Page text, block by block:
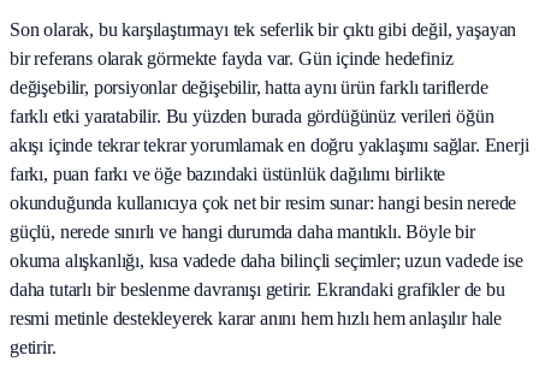
Son olarak, bu karşılaştırmayı tek seferlik bir çıktı gibi değil, yaşayan
bir referans olarak görmekte fayda var. Gün içinde hedefiniz
değişebilir, porsiyonlar değişebilir, hatta aynı ürün farklı tariflerde
farklı etki yaratabilir. Bu yüzden burada gördüğünüz verileri öğün
akışı içinde tekrar tekrar yorumlamak en doğru yaklaşımı sağlar. Enerji
farkı, puan farkı ve öğe bazındaki üstünlük dağılımı birlikte
okunduğunda kullanıcıya çok net bir resim sunar: hangi besin nerede
güçlü, nerede sınırlı ve hangi durumda daha mantıklı. Böyle bir
okuma alışkanlığı, kısa vadede daha bilinçli seçimler; uzun vadede ise
daha tutarlı bir beslenme davranışı getirir. Ekrandaki grafikler de bu
resmi metinle destekleyerek karar anını hem hızlı hem anlaşılır hale
getirir.